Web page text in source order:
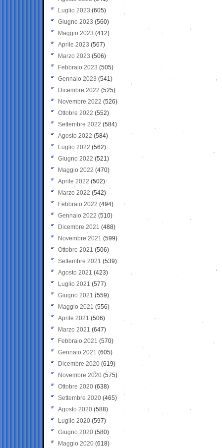
Luglio 2023 (605)
Giugno 2023 (560)
Maggio 2023 (412)
Aprile 2023 (567)
Marzo 2023 (506)
Febbraio 2023 (505)
Gennaio 2023 (541)
Dicembre 2022 (525)
Novembre 2022 (526)
Ottobre 2022 (552)
Settembre 2022 (584)
Agosto 2022 (584)
Luglio 2022 (562)
Giugno 2022 (521)
Maggio 2022 (470)
Aprile 2022 (502)
Marzo 2022 (542)
Febbraio 2022 (494)
Gennaio 2022 (510)
Dicembre 2021 (488)
Novembre 2021 (599)
Ottobre 2021 (506)
Settembre 2021 (539)
Agosto 2021 (423)
Luglio 2021 (577)
Giugno 2021(559)
Maggio 2021 (556)
Aprile 2021 (506)
Marzo 2021 (647)
Febbraio 2021 (570)
Gennaio 2021 (605)
Dicembre 2020 (619)
Novembre 2020 (575)
Ottobre 2020 (638)
Settembre 2020(465)
Agosto 2020 (588)
Luglio 2020 (597)
Giugno 2020 (580)
Maggio 2020 (618)